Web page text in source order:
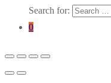
Search for:
0